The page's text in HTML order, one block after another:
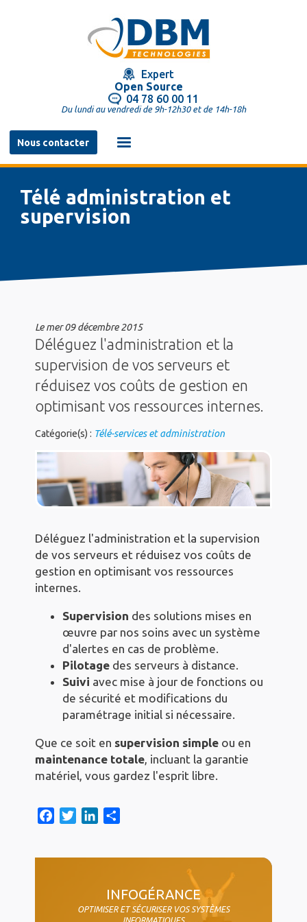
Expert
Open Source
04 78 60 00 11
Du lundi au vendredi de 9h-12h30 et de 14h-18h
Nous contacter
Navigation
principale
Télé administration et
supervision
Lemer 09 décembre 2015
Déléguez l'administration et la
supervision de vos serveurs et
réduisez vos coûts de gestion en
optimisant vos ressources internes.
Catégorie(s) : Télé-services et administration
Déléguez l'administration et la supervision
de vos serveurs et réduisez vos coûts de
gestion en optimisant vos ressources
internes.
Supervision des solutions mises en
œuvre par nos soins avec un système
d'alertes en cas de problème.
Pilotage des serveurs à distance.
Suivi avec mise à jour de fonctions ou
de sécurité et modifications du
paramétrage initial si nécessaire.
Que ce soit en supervision simple ou en
maintenance totale, incluant la garantie
matériel, vous gardez l'esprit libre.
r
I
INFOGÉRANCE
OPTIMISER ET SÉCURISER VOS SYSTÈMES